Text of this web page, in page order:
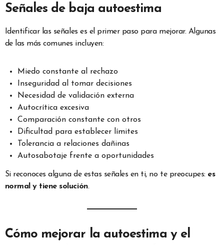
Señales de baja autoestima
Identificar las señales es el primer paso para mejorar. Algunas
de las más comunes incluyen:
Miedo constante al rechazo
Inseguridad al tomar decisiones
Necesidad de validación externa
Autocrítica excesiva
Comparación constante con otros
Dificultad para establecer límites
Tolerancia a relaciones dañinas
Autosabotaje frente a oportunidades
Si reconoces alguna de estas señales en ti, no te preocupes: es
normal y tiene solución.
Cómo mejorar la autoestima y el